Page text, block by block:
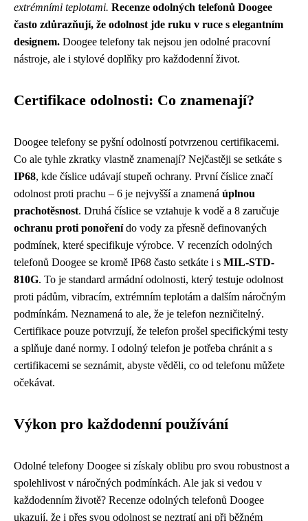
extrémními teplotami. Recenze odolných telefonů Doogee
často zdůrazňují, že odolnost jde ruku v ruce s elegantním
designem. Doogee telefony tak nejsou jen odolné pracovní
nástroje, ale i stylové doplňky pro každodenní život.
Certifikace odolnosti: Co znamenají?
Doogee telefony se pyšní odolností potvrzenou certifikacemi.
Co ale tyhle zkratky vlastně znamenají? Nejčastěji se setkáte s
IP68, kde číslice udávají stupeň ochrany. První číslice značí
odolnost proti prachu – 6 je nejvyšší a znamená úplnou
prachotěsnost. Druhá číslice se vztahuje k vodě a 8 zaručuje
ochranu proti ponořenído vody za přesně definovaných
podmínek, které specifikuje výrobce. V recenzích odolných
telefonů Doogee se kromě IP68 často setkáte i s MIL-STD-
810G. To je standard armádní odolnosti, který testuje odolnost
proti pádům, vibracím, extrémním teplotám a dalším náročným
podmínkám. Neznamená to ale, že je telefon nezničitelný.
Certifikace pouze potvrzují, že telefon prošel specifickými testy
a splňuje dané normy. I odolný telefon je potřeba chránit a s
certifikacemi se seznámit, abyste věděli, co od telefonu můžete
očekávat.
Výkon pro každodenní používání
Odolné telefony Doogee si získaly oblibu pro svou robustnost a
spolehlivost v náročných podmínkách. Ale jak si vedou v
každodenním životě? Recenze odolných telefonů Doogee
ukazují, že i přes svou odolnost se neztratí ani při běžném